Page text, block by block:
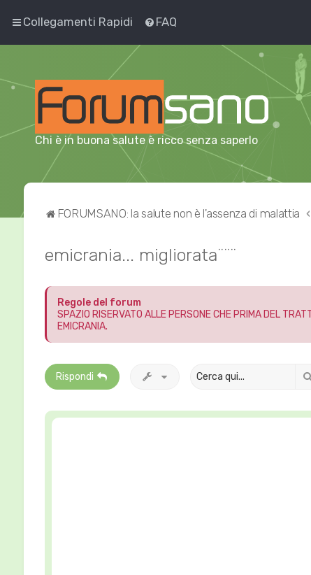
Collegamenti Rapidi FAQ
Chi è in buona salute è ricco senza saperlo
FORUMSANO: la salute non è l'assenza di malattia
emicrania... migliorata¨¨¨
Regole del forum
SPAZIO RISERVATO ALLE PERSONE CHE PRIMA DEL
EMICRANIA.
Rispondi